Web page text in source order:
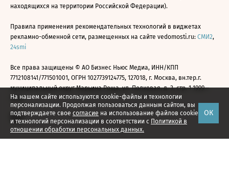
На нашем сайте используются cookie-файлы и технологии
персонализации. Продолжая пользоваться данным сайтом, вы
подтверждаете свое согласие на использование файлов cookie
и технологий персонализации в соответствии с Политикой в
отношении обработки персональных данных.
ОК
находящихся на территории Российской Федерации).
Правила применения рекомендательных технологий в виджетах
рекламно-обменной сети, размещенных на сайте vedomosti.ru: СМИ2,
24smi
Все права защищены © АО Бизнес Ньюс Медиа, ИНН/КПП
7712108141/771501001, ОГРН 1027739124775, 127018, г. Москва, вн.тер.г.
муниципальный округ Марьина Роща, ул. Полковая, д. 3, стр. 1 1999—
2026